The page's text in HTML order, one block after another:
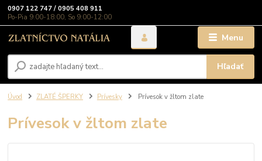
Menu
Hľadať
0907 122 747 / 0905 408 911
Po-Pia 9:00-18:00, So 9:00-12:00
Úvod ZLATÉ ŠPERKY Prívesky Prívesok v žltom zlate
Prívesok v žltom zlate